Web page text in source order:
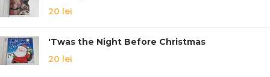
20 lei
'Twas the Night Before Christmas
20 lei